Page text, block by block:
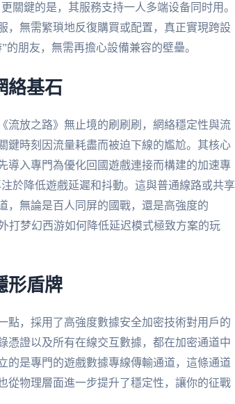
關鍵的是，其服務支持一人多端设备同时用。
，無需繁瑣地反復購買或配置，真正實現跨設
朋友，無需再擔心設備兼容的壁壘。
絡基石
流放之路》無止境的刷刷刷，網絡穩定性與流
鍵時刻因流量耗盡而被迫下線的尷尬。其核心
導入專門為優化回國遊戲連接而構建的加速專
於降低遊戲延遲和抖動。這與普通線路或共享
，無論是百人同屏的國戰，還是高強度的
打梦幻西游如何降低延迟模式極致方案的玩
形盾牌
點，採用了高強度數據安全加密技術對用戶的
憑證以及所有在線交互數據，都在加密通道中
的是專門的遊戲數據專線傳輸通道，這條通道
從物理層面進一步提升了穩定性，讓你的征戰